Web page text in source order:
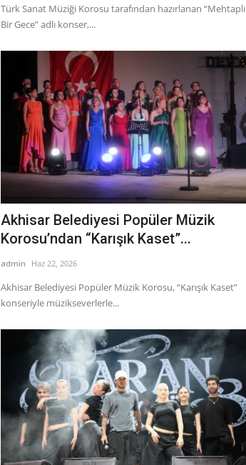
Türk Sanat Müziği Korosu tarafından hazırlanan “Mehtaplı
Bir Gece” adlı konser,...
Akhisar Belediyesi Popüler Müzik
Korosu’ndan “Karışık Kaset”...
admin Haz 22, 2026
Akhisar Belediyesi Popüler Müzik Korosu, “Karışık Kaset”
konseriyle müzikseverlerle...